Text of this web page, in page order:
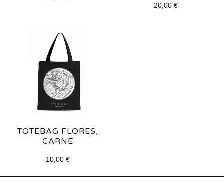
20,00 €
TOTEBAG FLORES,
CARNE
10,00 €